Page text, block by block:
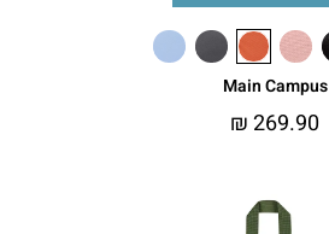
Main Campus
₪269.90